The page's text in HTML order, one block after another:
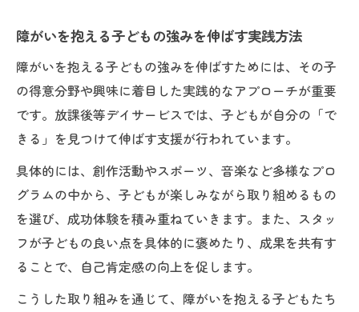
障がいを抱える子どもの強みを伸ばす実践方法
障がいを抱える子どもの強みを伸ばすためには、その子
の得意分野や興味に着目した実践的なアプローチが重要
です。放課後等デイサービスでは、子どもが自分の「で
きる」を見つけて伸ばす支援が行われています。
具体的には、創作活動やスポーツ、音楽など多様なプロ
グラムの中から、子どもが楽しみながら取り組めるもの
を選び、成功体験を積み重ねていきます。また、スタッ
フが子どもの良い点を具体的に褒めたり、成果を共有す
ることで、自己肯定感の向上を促します。
こうした取り組みを通じて、障がいを抱える子どもたち